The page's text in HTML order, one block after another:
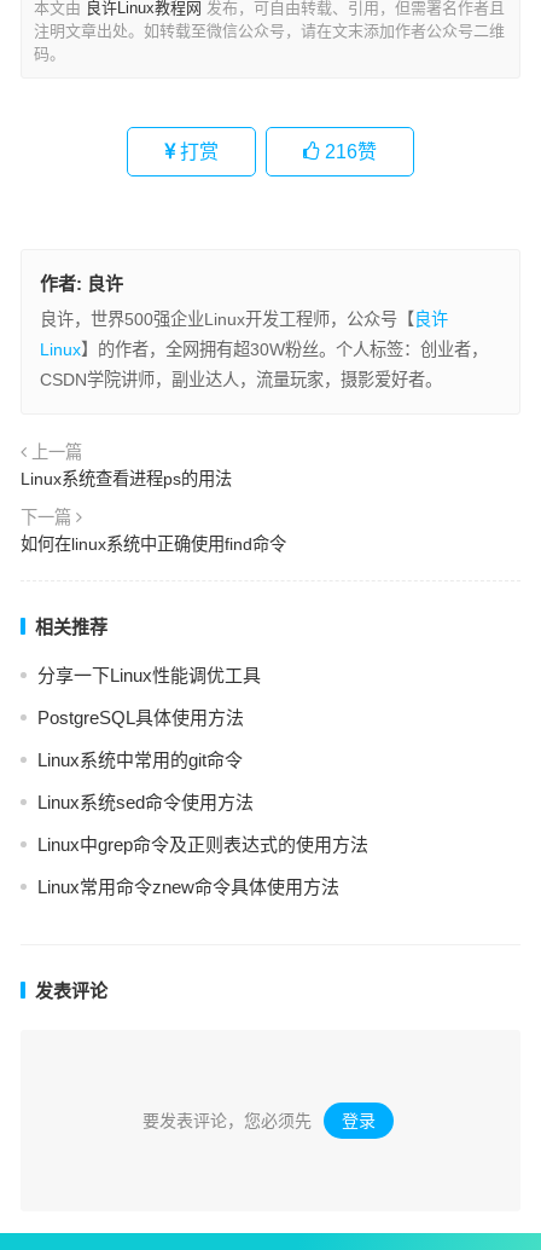
本文由 良许Linux教程网 发布，可自由转载、引用，但需署名作者且
注明文章出处。如转载至微信公众号，请在文末添加作者公众号二维
码。
打赏 216赞
作者: 良许
良许，世界500强企业Linux开发工程师，公众号【 良许
Linux】的作者，全网拥有超30W粉丝。个人标签：创业者，
CSDN学院讲师，副业达人，流量玩家，摄影爱好者。
上一篇
Linux系统查看进程ps的用法
下一篇
如何在linux系统中正确使用find命令
相关推荐
分享一下Linux性能调优工具
PostgreSQL具体使用方法
Linux系统中常用的git命令
Linux系统sed命令使用方法
Linux中grep命令及正则表达式的使用方法
Linux常用命令znew命令具体使用方法
发表评论
要发表评论，您必须先 登录 。